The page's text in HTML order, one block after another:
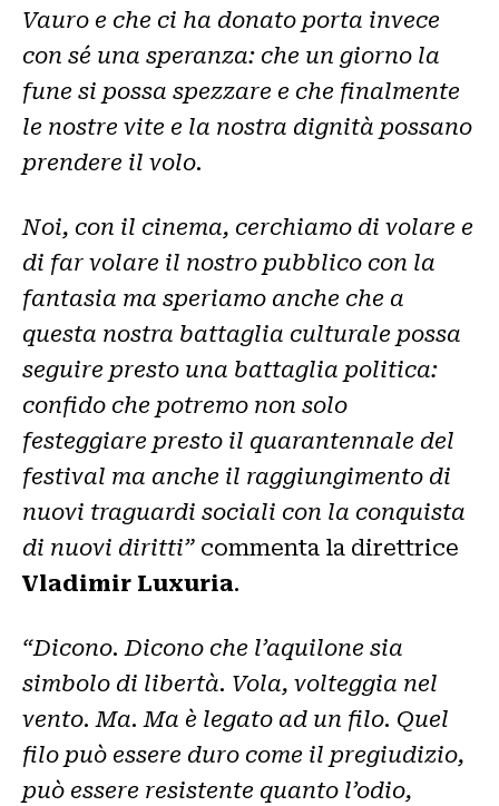
Vauro e che ci ha donato porta invece
con sé una speranza: che un giorno la
fune si possa spezzare e che finalmente
le nostre vite e la nostra dignità possano
prendere il volo.
Noi, con il cinema, cerchiamo di volare e
di far volare il nostro pubblico con la
fantasia ma speriamo anche che a
questa nostra battaglia culturale possa
seguire presto una battaglia politica:
confido che potremo non solo
festeggiare presto il quarantennale del
festival ma anche il raggiungimento di
nuovi traguardi sociali con la conquista
di nuovi diritti” commenta la direttrice
Vladimir Luxuria.
“Dicono. Dicono che l’aquilone sia
simbolo di libertà. Vola, volteggia nel
vento. Ma. Ma è legato ad un filo. Quel
filo può essere duro come il pregiudizio,
può essere resistente quanto l’odio,